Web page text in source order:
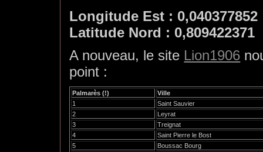
Longitude Est : 0,040377852
Latitude Nord : 0,809422371
A nouveau, le site Lion1906
point :
Palmarès (!)
Ville
1
Saint Sauvier
2
Leyrat
3
Treignat
4
Saint Pierre le Bost
5
Boussac Bourg